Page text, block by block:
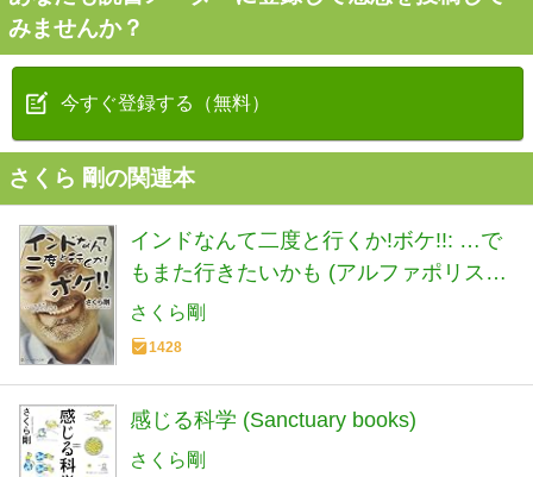
みませんか？
今すぐ登録する（無料）
さくら 剛の関連本
インドなんて二度と行くか!ボケ!!: …で
もまた行きたいかも (アルファポリス文
庫)
さくら剛
1428
感じる科学 (Sanctuary books)
さくら剛